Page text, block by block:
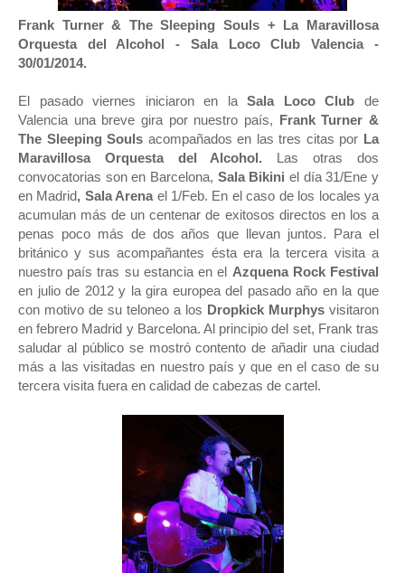
Frank Turner & The Sleeping Souls + La Maravillosa
Orquesta del Alcohol - Sala Loco Club Valencia -
30/01/2014.
El pasado viernes iniciaron en laSala Loco Club de
Valencia una breve gira por nuestro país,
Frank Turner &
The Sleeping Souls acompañados en las tres citas por La
Maravillosa Orquesta del Alcohol. Las otras dos
convocatorias son en Barcelona, Sala Bikini el día 31/Ene y
en Madrid, Sala Arenael 1/Feb. En el caso de los locales ya
acumulan más de un centenar de exitosos directos en los a
penas poco más de dos años que llevan juntos. Para el
británico y sus acompañantes ésta era la tercera visita a
nuestro país tras su estancia en el Azquena Rock Festival
en julio de 2012 y la gira europea del pasado año en la que
con motivo de su teloneo a los Dropkick Murphys visitaron
en febrero Madrid y Barcelona. Al principio del set, Frank tras
saludar al público se mostró contento de añadir una ciudad
más a las visitadas en nuestro país y que en el caso de su
tercera visita fuera en calidad de cabezas de cartel.